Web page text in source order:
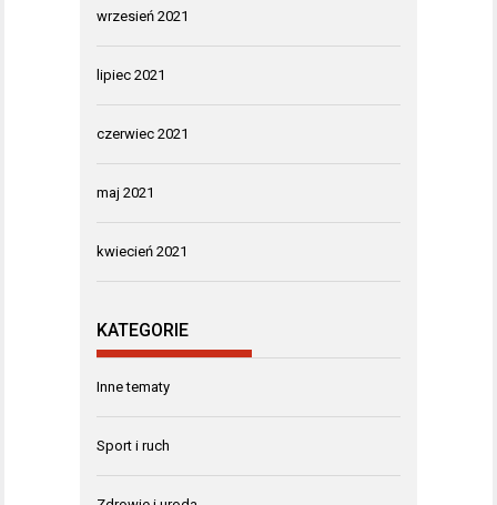
wrzesień 2021
lipiec 2021
czerwiec 2021
maj 2021
kwiecień 2021
KATEGORIE
Inne tematy
Sport i ruch